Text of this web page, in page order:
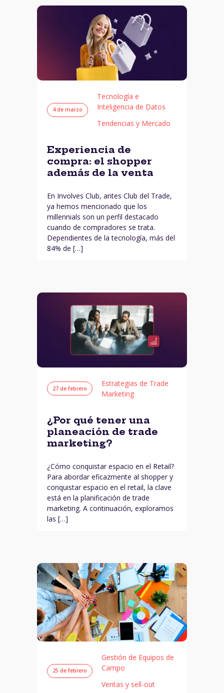
4 de marzo
Tecnología e
Inteligencia de Datos
Tendencias y Mercado
Experiencia de
compra: el shopper
además de la venta
En Involves Club, antes Club del Trade,
ya hemos mencionado que los
millennials son un perfil destacado
cuando de compradores se trata.
Dependientes de la tecnología, más del
84% de […]
27 de febrero
Estrategias de Trade
Marketing
¿Por qué tener una
planeación de trade
marketing?
¿Cómo conquistar espacio en el Retail?
Para abordar eficazmente al shopper y
conquistar espacio en el retail, la clave
está en la planificación de trade
marketing. A continuación, exploramos
las […]
25 de febrero
Gestión de Equipos de
Campo
Ventas y sell-out